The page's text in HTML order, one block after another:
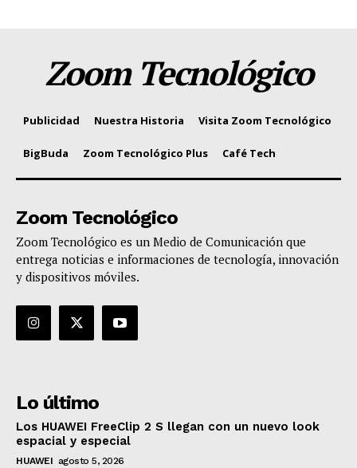
Zoom Tecnológico
Publicidad Nuestra Historia Visita Zoom Tecnológico
BigBuda Zoom Tecnológico Plus Café Tech
Zoom Tecnológico
Zoom Tecnológico es un Medio de Comunicación que
entrega noticias e informaciones de tecnología, innovación
y dispositivos móviles.
Lo último
Los HUAWEI FreeClip 2 S llegan con un nuevo look
espacial y especial
HUAWEI agosto 5, 2026